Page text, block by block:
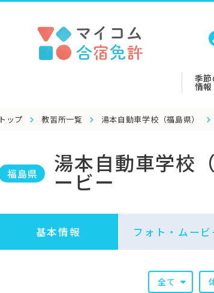
季
情報
トップ 教習所一覧 湯本自動車学校（福島県）
福島県 湯本自動車学校
ービー
基本情報 フォト・ ムービ
全て